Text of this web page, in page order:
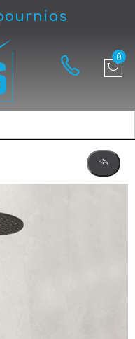
B Στήλη Ντους Με Μπαταρία